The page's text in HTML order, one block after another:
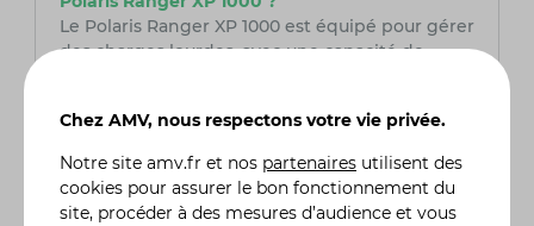
Le Polaris Ranger XP 1000 est équipé pour gérer
des charges lourdes, avec une capacité de
équipements agricoles, des bateaux ou d'autres
charges lourdes, tout en assurant une stabilité
et une sécurité accrues pendant le
remorquage.
Chez AMV, nous respectons votre vie privée.
Notre site amv.fr et nos partenaires utilisent des
cookies pour assurer le bon fonctionnement du
site, procéder à des mesures d’audience et vous